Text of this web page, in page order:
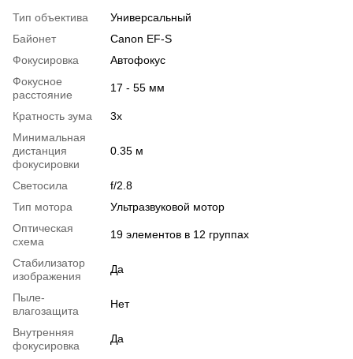
Тип объектива
Универсальный
Байонет
Canon EF-S
Фокусировка
Автофокус
Фокусное
расстояние
17 - 55 мм
Кратность зума
3x
Минимальная
дистанция
фокусировки
0.35 м
Светосила
f/2.8
Тип мотора
Ультразвуковой мотор
Оптическая
схема
19 элементов в 12 группах
Стабилизатор
изображения
Да
Пыле-
влагозащита
Нет
Внутренняя
фокусировка
Да